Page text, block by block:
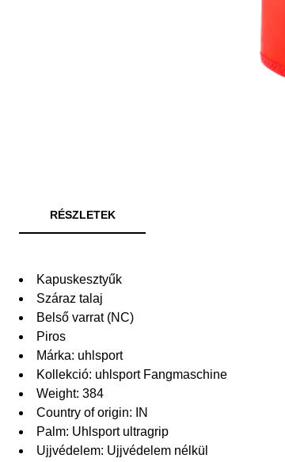
RÉSZLETEK
Kapuskesztyűk
Száraz talaj
Belső varrat (NC)
Piros
Márka: uhlsport
Kollekció: uhlsport Fangmaschine
Weight: 384
Country of origin: IN
Palm: Uhlsport ultragrip
Ujjvédelem: Ujjvédelem nélkül